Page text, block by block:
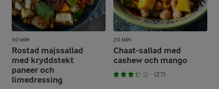
50 MIN
Rostad majssallad
med kryddstekt
paneer och
limedressing
20 MIN
Chaat-sallad med
cashew och mango
(27)